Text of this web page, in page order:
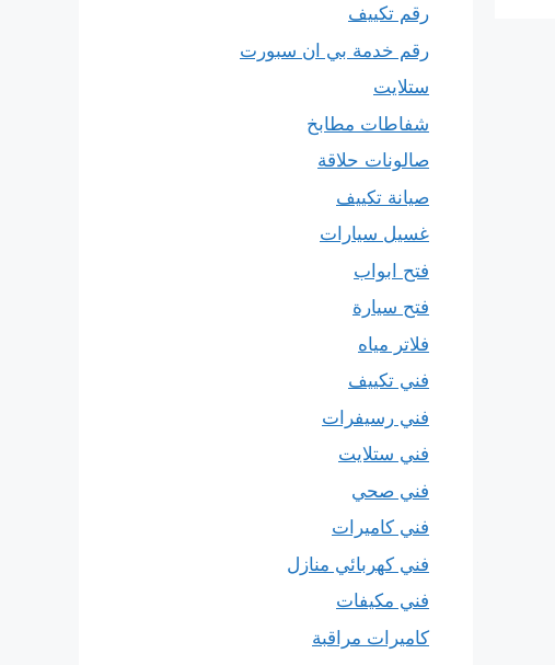
رقم تكييف
رقم خدمة بي ان سبورت
ستلايت
شفاطات مطابخ
صالونات حلاقة
صيانة تكييف
غسيل سيارات
فتح ابواب
فتح سيارة
فلاتر مياه
فني تكييف
فني رسيفرات
فني ستلايت
فني صحي
فني كاميرات
فني كهربائي منازل
فني مكيفات
كاميرات مراقبة